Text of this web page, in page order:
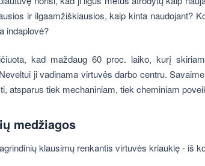
ir ilgaamžiškiausios, kaip kinta naudojant?
indaplovė?
kad maždaug 60 proc. laiko, kurį
ji vadinama virtuvės darbo centru.
atsparus tiek mechaniniam, tiek cheminiam
medžiagos
klausimų renkantis virtuvės kriauklę - iš